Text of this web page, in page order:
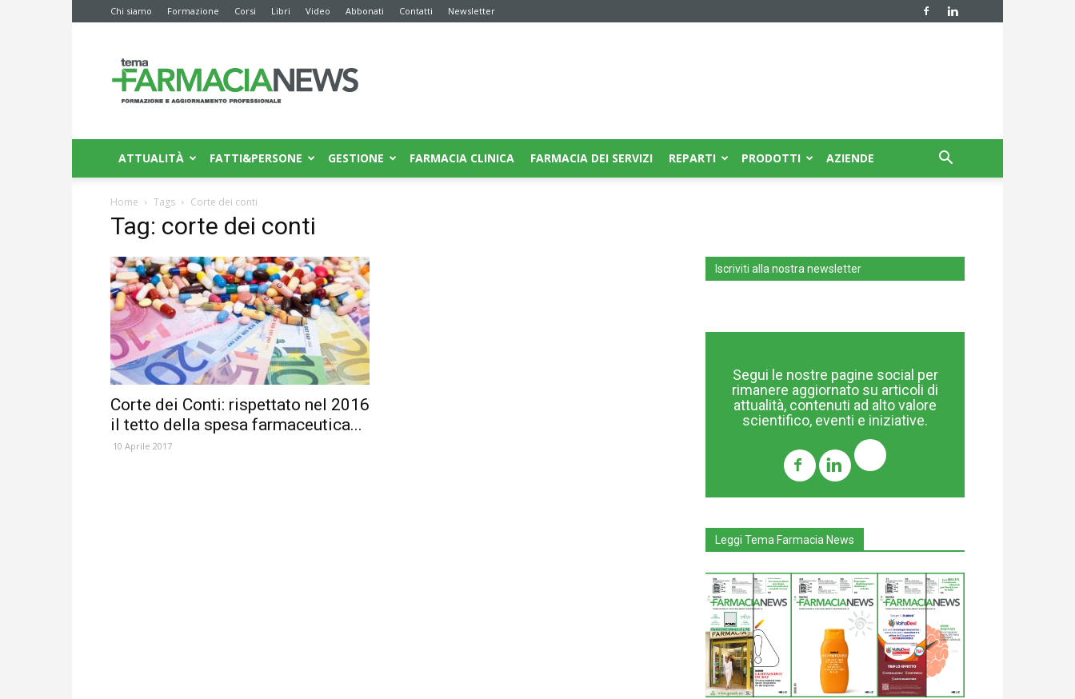
Chi siamo Formazione Corsi Libri Video Abbonati Contatti Newsletter
News
ATTUALITÀ FATTI&PERSONE GESTIONE FARMACIA CLINICA FARMACIA DEI SERVIZI REPARTI PRODOTTI AZIENDE
Home Tags Corte dei conti
Tag: corte dei conti
Corte dei Conti: rispettato nel 2016
il tetto della spesa farmaceutica...
10 Aprile 2017
Iscriviti alla nostra newsletter
Segui le nostre pagine social per
rimanere aggiornato su articoli di
attualità, contenuti ad alto valore
scientifico, eventi e iniziative.
Leggi Tema Farmacia News